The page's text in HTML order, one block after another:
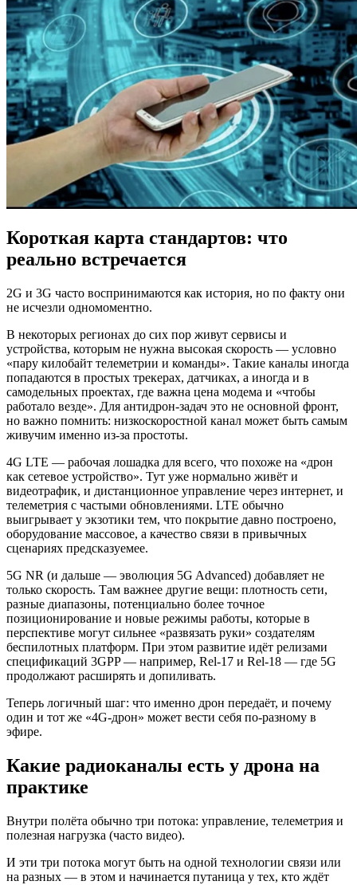
Короткая карта стандартов: что
реально встречается
2G и 3G часто воспринимаются как история, но по факту они
не исчезли одномоментно.
В некоторых регионах до сих пор живут сервисы и
устройства, которым не нужна высокая скорость — условно
«пару килобайт телеметрии и команды». Такие каналы иногда
попадаются в простых трекерах, датчиках, а иногда и в
самодельных проектах, где важна цена модема и «чтобы
работало везде». Для антидрон-задач это не основной фронт,
но важно помнить: низкоскоростной канал может быть самым
живучим именно из‑за простоты.
4G LTE — рабочая лошадка для всего, что похоже на «дрон
как сетевое устройство». Тут уже нормально живёт и
видеотрафик, и дистанционное управление через интернет, и
телеметрия с частыми обновлениями. LTE обычно
выигрывает у экзотики тем, что покрытие давно построено,
оборудование массовое, а качество связи в привычных
сценариях предсказуемее.
5G NR (и дальше — эволюция 5G Advanced) добавляет не
только скорость. Там важнее другие вещи: плотность сети,
разные диапазоны, потенциально более точное
позиционирование и новые режимы работы, которые в
перспективе могут сильнее «развязать руки» создателям
беспилотных платформ. При этом развитие идёт релизами
спецификаций 3GPP — например, Rel‑17 и Rel‑18 — где 5G
продолжают расширять и допиливать.
Теперь логичный шаг: что именно дрон передаёт, и почему
один и тот же «4G‑дрон» может вести себя по-разному в
эфире.
Какие радиоканалы есть у дрона на
практике
Внутри полёта обычно три потока: управление, телеметрия и
полезная нагрузка (часто видео).
И эти три потока могут быть на одной технологии связи или
на разных — в этом и начинается путаница у тех, кто ждёт